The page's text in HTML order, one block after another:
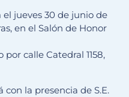
el jueves 30 de junio de
en el Salón de Honor
por calle Catedral 1158,
la presencia de S.E.